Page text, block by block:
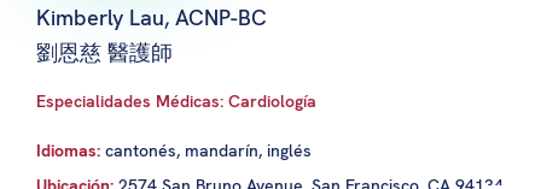
Kimberly Lau, ACNP-BC
劉恩慈 醫護師
Especialidades Médicas: Cardiología
Idiomas: cantonés, mandarín, inglés